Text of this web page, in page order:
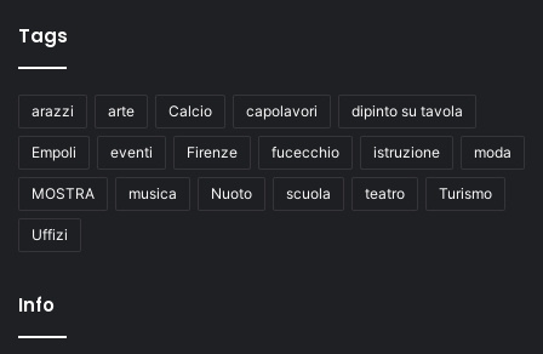
Tags
arazzi arte Calcio capolavori dipinto su tavola
Empoli eventi Firenze fucecchio istruzione moda
MOSTRA musica Nuoto scuola teatro Turismo
Uffizi
Info